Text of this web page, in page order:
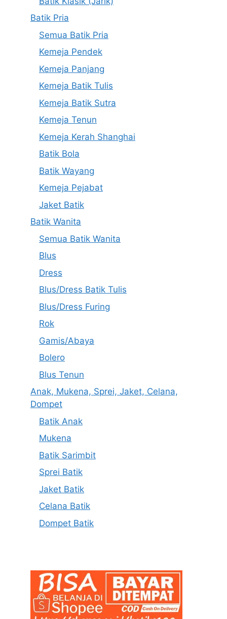
Batik Pria
Semua Batik Pria
Kemeja Pendek
Kemeja Panjang
Kemeja Batik Tulis
Kemeja Batik Sutra
Kemeja Tenun
Kemeja Kerah Shanghai
Batik Bola
Batik Wayang
Kemeja Pejabat
Jaket Batik
Batik Wanita
Semua Batik Wanita
Blus
Dress
Blus/Dress Batik Tulis
Blus/Dress Furing
Rok
Gamis/Abaya
Bolero
Blus Tenun
Anak, Mukena, Sprei, Jaket, Celana,
Dompet
Batik Anak
Mukena
Batik Sarimbit
Sprei Batik
Jaket Batik
Celana Batik
Dompet Batik